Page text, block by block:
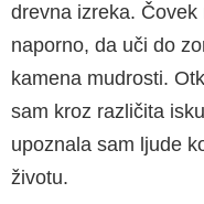
drevna izreka.
naporno, da uči do
kamena mudrosti.
sam kroz različita
upoznala sam ljude
životu.